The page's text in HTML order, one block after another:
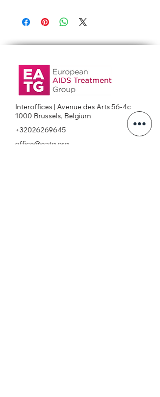
Interoffices | Avenue des Arts 56-4c
1000 Brussels, Belgium
+32026269645
office@eatg.org